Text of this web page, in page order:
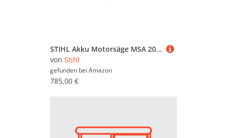
STIHL Akku Motorsäge MSA 200 C-B - 35cm (+ 1x Akku AP200 + Ladegerät AL101) (12512000113UA)
von Stihl
gefunden bei Amazon
785,00 €